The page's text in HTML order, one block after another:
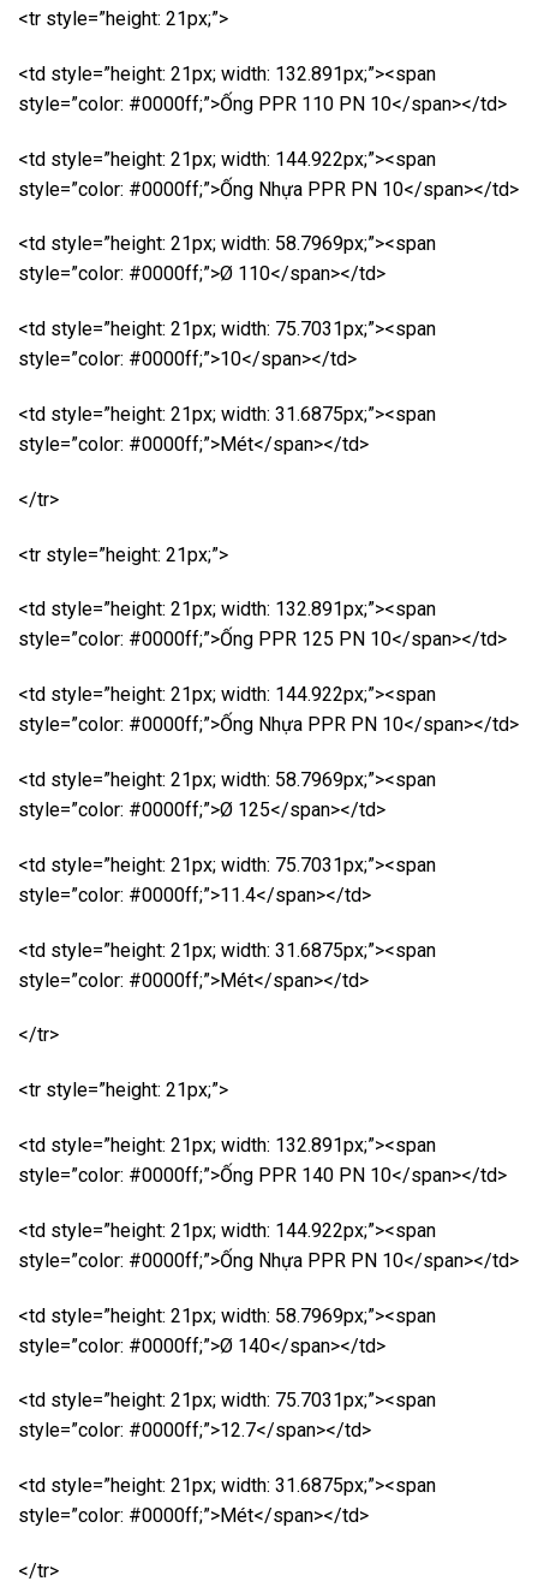
<tr style=”height: 21px;”>
<td style=”height: 21px; width: 132.891px;”><span
style=”color: #0000ff;”>Ống PPR 110 PN 10</span></td>
<td style=”height: 21px; width: 144.922px;”><span
style=”color: #0000ff;”>Ống Nhựa PPR PN 10</span></td>
<td style=”height: 21px; width: 58.7969px;”><span
style=”color: #0000ff;”>Ø 110</span></td>
<td style=”height: 21px; width: 75.7031px;”><span
style=”color: #0000ff;”>10</span></td>
<td style=”height: 21px; width: 31.6875px;”><span
style=”color: #0000ff;”>Mét</span></td>
</tr>
<tr style=”height: 21px;”>
<td style=”height: 21px; width: 132.891px;”><span
style=”color: #0000ff;”>Ống PPR 125 PN 10</span></td>
<td style=”height: 21px; width: 144.922px;”><span
style=”color: #0000ff;”>Ống Nhựa PPR PN 10</span></td>
<td style=”height: 21px; width: 58.7969px;”><span
style=”color: #0000ff;”>Ø 125</span></td>
<td style=”height: 21px; width: 75.7031px;”><span
style=”color: #0000ff;”>11.4</span></td>
<td style=”height: 21px; width: 31.6875px;”><span
style=”color: #0000ff;”>Mét</span></td>
</tr>
<tr style=”height: 21px;”>
<td style=”height: 21px; width: 132.891px;”><span
style=”color: #0000ff;”>Ống PPR 140 PN 10</span></td>
<td style=”height: 21px; width: 144.922px;”><span
style=”color: #0000ff;”>Ống Nhựa PPR PN 10</span></td>
<td style=”height: 21px; width: 58.7969px;”><span
style=”color: #0000ff;”>Ø 140</span></td>
<td style=”height: 21px; width: 75.7031px;”><span
style=”color: #0000ff;”>12.7</span></td>
<td style=”height: 21px; width: 31.6875px;”><span
style=”color: #0000ff;”>Mét</span></td>
</tr>